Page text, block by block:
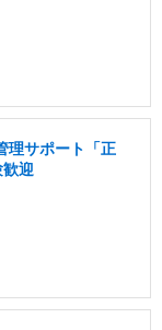
理サポート「正
迎